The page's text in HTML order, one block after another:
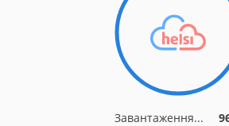
Завантаження...